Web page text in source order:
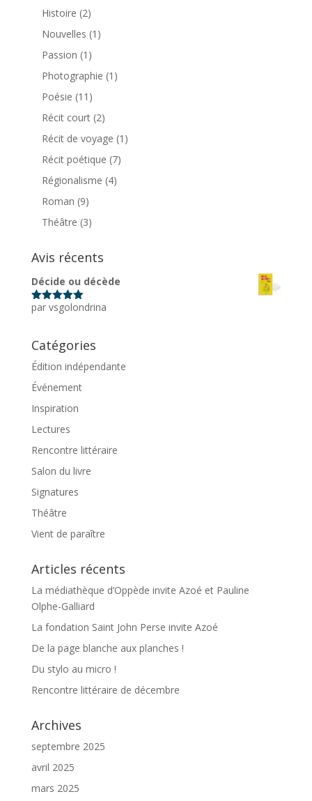
Histoire (2)
Nouvelles (1)
Passion (1)
Photographie (1)
Poésie (11)
Récit court (2)
Récit de voyage (1)
Récit poétique (7)
Régionalisme (4)
Roman (9)
Théâtre (3)
Avis récents
Décide ou décède
Note5 sur
par vsgolondrina
Catégories
Édition indépendante
Événement
Inspiration
Lectures
Rencontre littéraire
Salon du livre
Signatures
Théâtre
Vient de paraître
Articles récents
La médiathèque d’Oppède invite Azoé et Pauline
Olphe-Galliard
La fondation Saint John Perse invite Azoé
De la page blanche aux planches !
Du stylo au micro !
Rencontre littéraire de décembre
Archives
septembre 2025
avril 2025
mars 2025